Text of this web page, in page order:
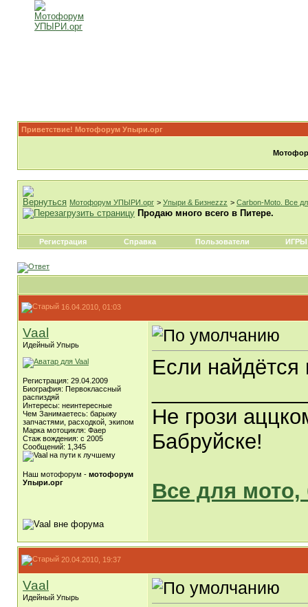
Приветствие! Мотофорум Упыри.орг
Мотофорум УПЫРИ.орг > Упыри & Бизнеzzz > Carbon-Moto. Все
Продаю много всего в Питере.
Регистрация Справка Пользователи ИГРЫ
16.04.2010, 01:03
Vaal
Идейный Упырь
Регистрация: 29.04.2009
Биография: Первоклассный
распиздяй
Интересы: неинтересные
Чем Занимаетесь: барыжу
запчастями, расходкой, экипом
Марка мотоцикля: Фаер
Стаж вождения: с 2005
Сообщений: 1,345
Наш мотофорум - мотофорум
Упыри.орг
Если найдётся
Не грози
Бабруйске!
Все для мото,
20.04.2010, 19:37
Vaal
Идейный Упырь